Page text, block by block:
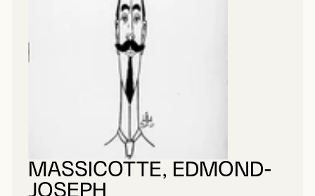
MASSICOTTE, EDMOND-
JOSEPH